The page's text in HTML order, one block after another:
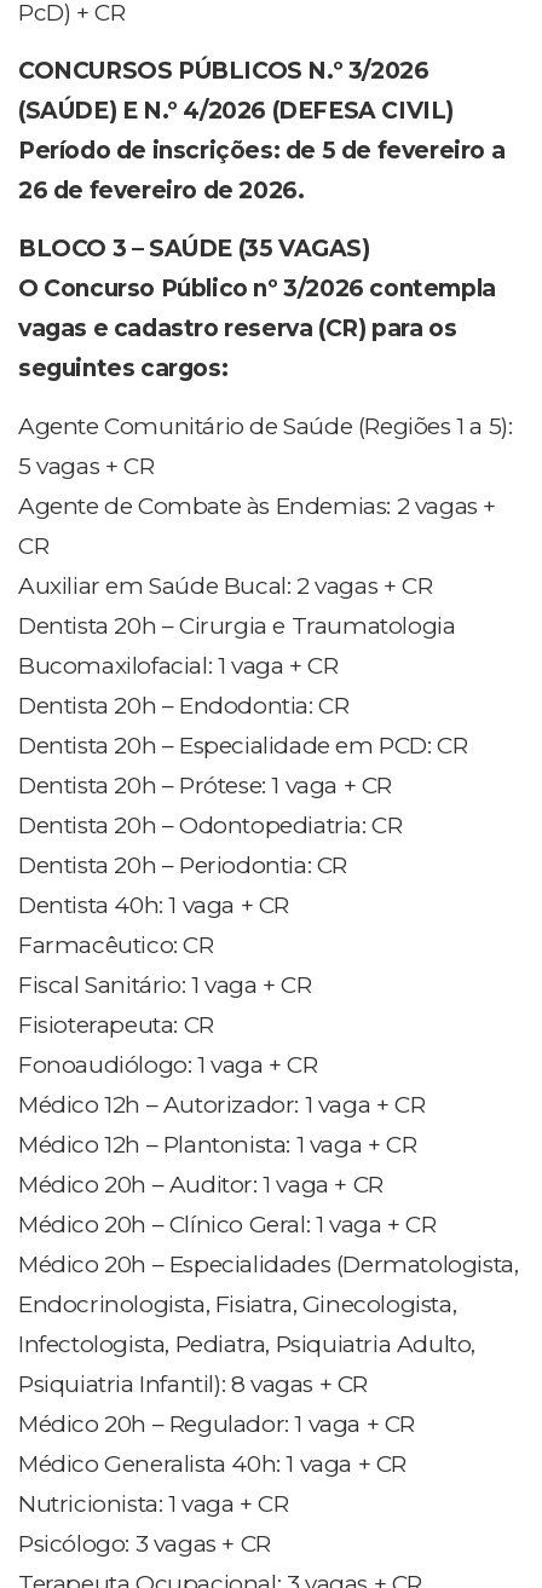
PcD) + CR
CONCURSOS PÚBLICOS N.º 3/2026
(SAÚDE) E N.º 4/2026 (DEFESA CIVIL)
Período de inscrições: de 5 de fevereiro a
26 de fevereiro de 2026.
BLOCO 3 – SAÚDE (35 VAGAS)
O Concurso Público nº 3/2026 contempla
vagas e cadastro reserva (CR) para os
seguintes cargos:
Agente Comunitário de Saúde (Regiões 1 a 5):
5 vagas + CR
Agente de Combate às Endemias: 2 vagas +
CR
Auxiliar em Saúde Bucal: 2 vagas + CR
Dentista 20h – Cirurgia e Traumatologia
Bucomaxilofacial: 1 vaga + CR
Dentista 20h – Endodontia: CR
Dentista 20h – Especialidade em PCD: CR
Dentista 20h – Prótese: 1 vaga + CR
Dentista 20h – Odontopediatria: CR
Dentista 20h – Periodontia: CR
Dentista 40h: 1 vaga + CR
Farmacêutico: CR
Fiscal Sanitário: 1 vaga + CR
Fisioterapeuta: CR
Fonoaudiólogo: 1 vaga + CR
Médico 12h – Autorizador: 1 vaga + CR
Médico 12h – Plantonista: 1 vaga + CR
Médico 20h – Auditor: 1 vaga + CR
Médico 20h – Clínico Geral: 1 vaga + CR
Médico 20h – Especialidades (Dermatologista,
Endocrinologista, Fisiatra, Ginecologista,
Infectologista, Pediatra, Psiquiatria Adulto,
Psiquiatria Infantil): 8 vagas + CR
Médico 20h – Regulador: 1 vaga + CR
Médico Generalista 40h: 1 vaga + CR
Nutricionista: 1 vaga + CR
Psicólogo: 3 vagas + CR